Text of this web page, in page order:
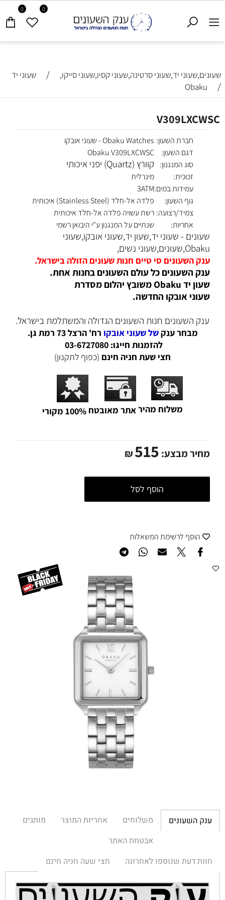
0 0
שעונים,שעוני יד,שעוני סרטינה,שעוני קסיו,שעוני סייקו, / שעוני יד
/
Obaku
V309LXCWSC
חברת השעון: Obaku Watches - שעוני אובקו
דגם השעון:
Obaku V309LXCWSC
סוג המנגנון:
קוורץ (Quartz) יפני איכותי
זכוכית:
מינרלית
עמידות במים:3ATM
גוף השעון:
פלדה אל-חלד (Stainless Steel) איכותית
צמיד/רצועה: רשת עשויה פלדה אל-חלד איכותית
אחריות:
שנתיים על המנגנון ע"י היבואן רשמי
שעונים - שעוני יד,שעון יד,שעוני אובקו,שעוני
Obaku,שעונים,שעוני נשים,
ענק השעונים סי טיים חנות שעונים הזולה בישראל.
ענק השעונים כל עולם השעונים בחנות אחת.
שעון יד Obaku משובץ יהלום מסדרת
שעוני אובקו החדשה.
ענק השעונים חנות השעונים הגדולה והמשתלמת בישראל.
מבחר ענקשל שעוני אובקו רח' הרצל 73 רמת גן.
להזמנות חייגו: 03-6727080
חצי שעת חניה חינם (כפוף לתקנון)
משלוח מהיראתר מאובטח 100% מקורי
מחיר מבצע: ₪515
הוסף לסל
הוסף לרשימת המשאלות
ענק השעונים משלוחים אחריות המוצר
מותגים
אבטחת האתר
חוות דעת שנוספו לאחרונה
חצי שעה חניה חינם